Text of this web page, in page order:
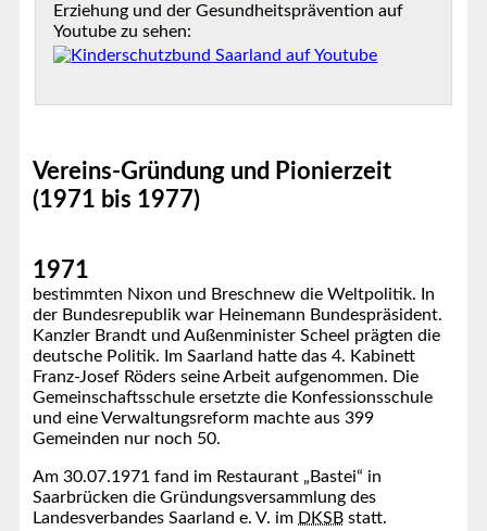
Erziehung und der Gesundheitsprävention auf
Youtube zu sehen:
Vereins-Gründung und Pionierzeit
(1971 bis 1977)
1971
bestimmten Nixon und Breschnew die Weltpolitik. In
der Bundesrepublik war Heinemann Bundespräsident.
Kanzler Brandt und Außenminister Scheel prägten die
deutsche Politik. Im Saarland hatte das 4. Kabinett
Franz-Josef Röders seine Arbeit aufgenommen. Die
Gemeinschaftsschule ersetzte die Konfessionsschule
und eine Verwaltungsreform machte aus 399
Gemeinden nur noch 50.
Am 30.07.1971 fand im Restaurant „Bastei“ in
Saarbrücken die Gründungsversammlung des
Landesverbandes Saarland e. V. im DKSB statt.